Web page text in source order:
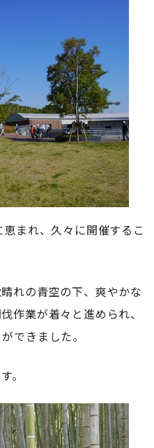
まれ、久々に開催するこ
れの青空の下、爽やかな
作業が着々と進められ、
できました。
。